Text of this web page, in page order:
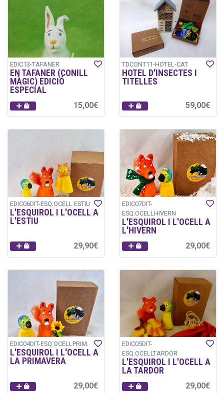
EDIC13-TAFANER
EN TAFANER (CONILL
MÀGIC) EDICIÓ
ESPECIAL
15,00€
TDCONT11-HOTEL-CAT
HOTEL D'INSECTES I
TITELLES
59,00€
EDIC06DIT-ESQ.OCELL ESTIU
L'ESQUIROL I L'OCELL A
L'ESTIU
29,90€
EDIC07DIT-
ESQ.OCELLHIVERN
L'ESQUIROL I L'OCELL A
L'HIVERN
29,00€
EDIC04DIT-ESQ.OCELLPRIM.
L'ESQUIROL I L'OCELL A
LA PRIMAVERA
29,00€
EDIC05DIT-
ESQ.OCELLTARDOR
L'ESQUIROL I L'OCELL A
LA TARDOR
29,00€